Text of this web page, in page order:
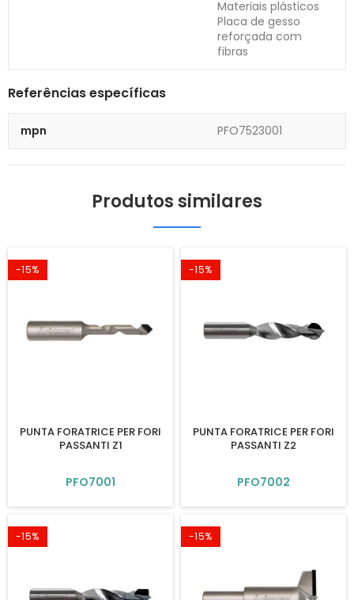
Materiais plásticos
Placa de gesso
reforçada com
fibras
Referências específicas
mpn PFO7523001
Produtos similares
-15%
PUNTA FORATRICE PER FORI
PASSANTI Z1
PFO7001
-15%
PUNTA FORATRICE PER FORI
PASSANTI Z2
PFO7002
-15% -15%